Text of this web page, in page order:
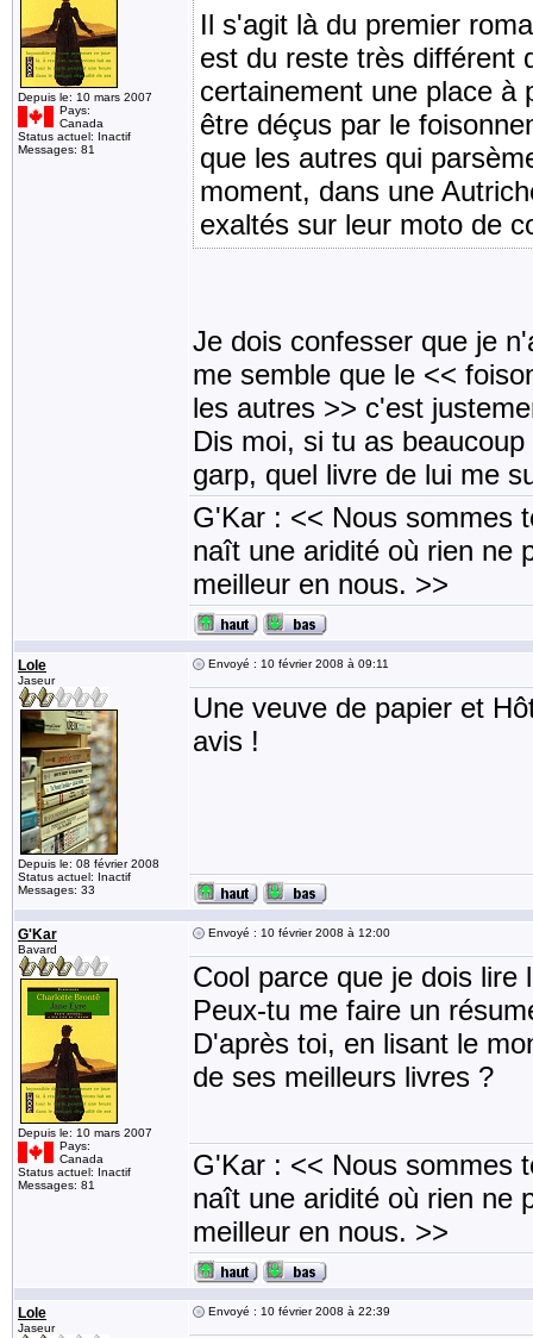
Depuis le: 10 mars 2007
Pays:
Canada
Status actuel: Inactif
Messages: 81
Il s'agit là du premier
est du reste très différent
certainement une place à
être déçus par le
que les autres qui
moment, dans une
exaltés sur leur moto de
Je dois confesser que je
me semble que le <<
les autres >> c'est
Dis moi, si tu as
garp, quel livre de lui me
G'Kar : << Nous sommes
naît une aridité où rien ne
meilleur en nous. >>
Lole
Jaseur
Depuis le: 08 février 2008
Status actuel: Inactif
Messages: 33
Envoyé : 10 février 2008 à 09:11
Une veuve de papier et
avis !
G'Kar
Bavard
Depuis le: 10 mars 2007
Pays:
Canada
Status actuel: Inactif
Messages: 81
Envoyé : 10 février 2008 à 12:00
Cool parce que je dois lire
Peux-tu me faire un
D'après toi, en lisant le
de ses meilleurs livres ?
G'Kar : << Nous sommes
naît une aridité où rien ne
meilleur en nous. >>
Lole
Jaseur
Envoyé : 10 février 2008 à 22:39